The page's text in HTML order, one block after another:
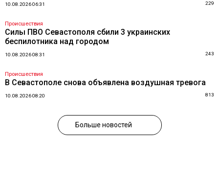
10.08.2026 06:31 229
Происшествия
Силы ПВО Севастополя сбили 3 украинских
беспилотника над городом
10.08.2026 08:31 243
Происшествия
В Севастополе снова объявлена воздушная тревога
10.08.2026 08:20 813
Больше новостей